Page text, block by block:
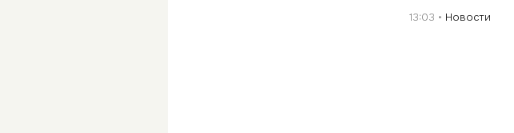
13:03 Новости